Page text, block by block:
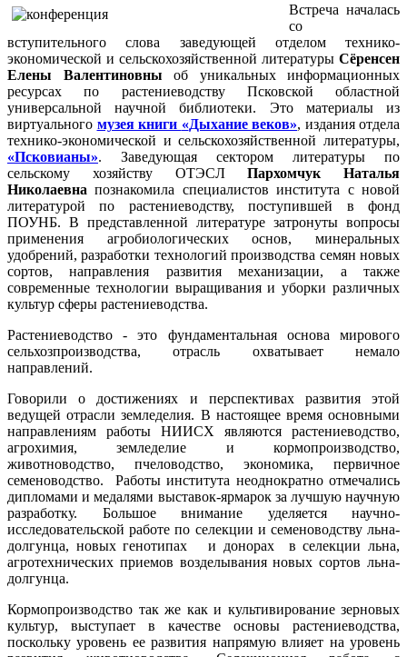
Встреча началась
со
вступительного слова заведующей отделом технико-
экономической и сельскохозяйственной литературы Сёренсен
Елены Валентиновны об уникальных информационных
ресурсах по растениеводству Псковской областной
универсальной научной библиотеки. Это материалы из
виртуального музея книги «Дыхание веков», издания отдела
технико-экономической и сельскохозяйственной литературы,
«Псковианы». Заведующая сектором литературы по
сельскому хозяйству ОТЭСЛПархомчук Наталья
Николаевна познакомила специалистов института с новой
литературой по растениеводству, поступившей в фонд
ПОУНБ. В представленной литературе затронуты вопросы
применения агробиологических основ, минеральных
удобрений, разработки технологий производства семян новых
сортов, направления развития механизации, а также
современные технологии выращивания и уборки различных
культур сферы растениеводства.
Растениеводство - это фундаментальная основа мирового
сельхозпроизводства, отрасль охватывает немало
направлений.
Говорили о достижениях и перспективах развития этой
ведущей отрасли земледелия. В настоящее время основными
направлениям работы НИИСХ являются растениеводство,
агрохимия, земледелие и кормопроизводство,
животноводство, пчеловодство, экономика, первичное
семеноводство. Работы института неоднократно отмечались
дипломами и медалями выставок-ярмарок за лучшую научную
разработку. Большое внимание уделяется научно-
исследовательской работе по селекции и семеноводству льна-
долгунца, новых генотипах и донорах в селекции льна,
агротехнических приемов возделывания новых сортов льна-
долгунца.
Кормопроизводство так же как и культивирование зерновых
культур, выступает в качестве основы растениеводства,
поскольку уровень ее развития напрямую влияет на уровень